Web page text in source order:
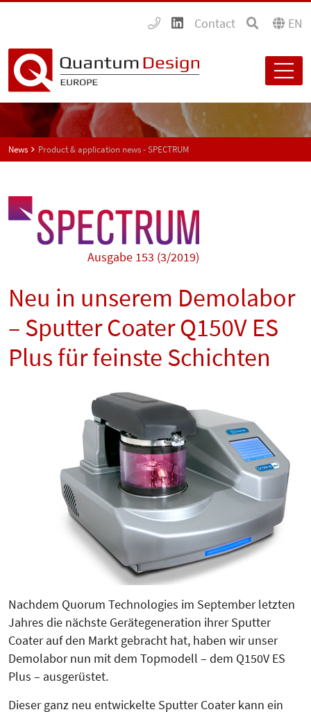
Contact EN
News Product & application news - SPECTRUM
Ausgabe 153 (3/2019)
Neu in unserem Demolabor
– Sputter Coater Q150V ES
Plus für feinste Schichten
Nachdem Quorum Technologies im September letzten
Jahres die nächste Gerätegeneration ihrer Sputter
Coater auf den Markt gebracht hat, haben wir unser
Demolabor nun mit dem Topmodell – dem Q150V ES
Plus – ausgerüstet.
Dieser ganz neu entwickelte Sputter Coater kann ein